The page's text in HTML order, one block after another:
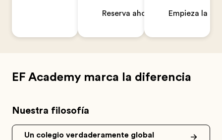
Reserva ahora Empieza la
EF Academy marca la diferencia
Nuestra filosofía
Un colegio verdaderamente global